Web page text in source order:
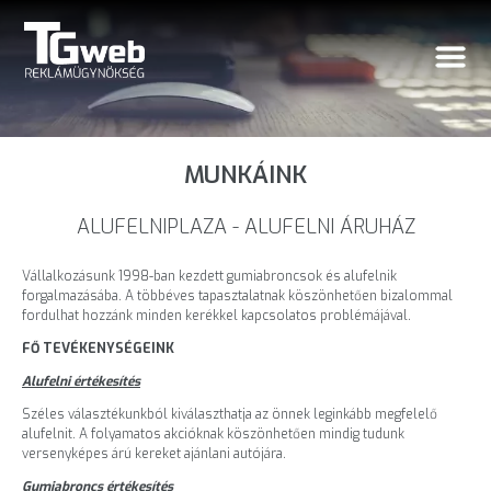
MUNKÁINK
ALUFELNIPLAZA - ALUFELNI ÁRUHÁZ
Vállalkozásunk 1998-ban kezdett gumiabroncsok és alufelnik
forgalmazásába. A többéves tapasztalatnak köszönhetően bizalommal
fordulhat hozzánk minden kerékkel kapcsolatos problémájával.
FŐ TEVÉKENYSÉGEINK
Alufelni értékesítés
Széles választékunkból kiválaszthatja az önnek leginkább megfelelő
alufelnit. A folyamatos akcióknak köszönhetően mindig tudunk
versenyképes árú kereket ajánlani autójára.
Gumiabroncs értékesítés